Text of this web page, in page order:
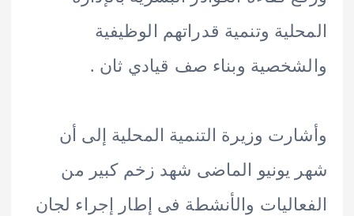
وتنمية قدراتهم الوظيفية
وبناء صف قيادي ثان .
وزيرة التنمية المحلية إلى أن
يونيو الماضى شهد زخم كبير من
والأنشطة فى إطار إجراء لجان